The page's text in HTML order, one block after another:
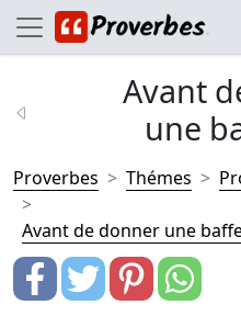
Avant
une
Proverbes Thémes
Avant de donner une